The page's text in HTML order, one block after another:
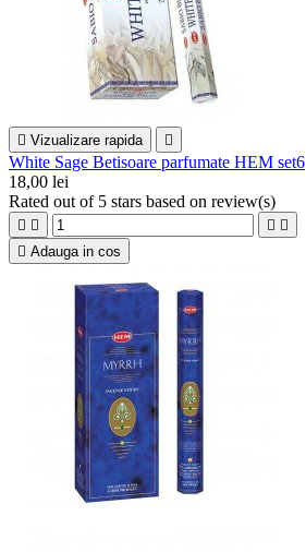
 Vizualizare rapida 
White Sage Betisoare parfumate HEM set6
18,00 lei
Rated out of 5 stars based on review(s)
   
 Adauga in cos